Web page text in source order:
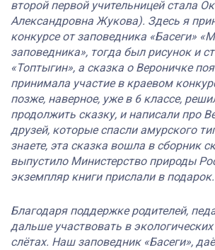
второй первой учительницей стала
Александровна Жукова). Здесь я
конкурсе от заповедника «Басеги»
заповедника», тогда был рисунок и
«Топтыгин», а сказка о Вероничке
принимала участие в краевом
позже, наверное, уже в 6 классе,
продолжить сказку, и написали про
друзей, которые спасли амурского
знаете, эта сказка вошла в сборник
выпустило Министерство природы
экземпляр книги прислали в подарок.
Благодаря поддержке родителей,
дальше участвовать в экологических
слётах. Наш заповедник «Басеги»,